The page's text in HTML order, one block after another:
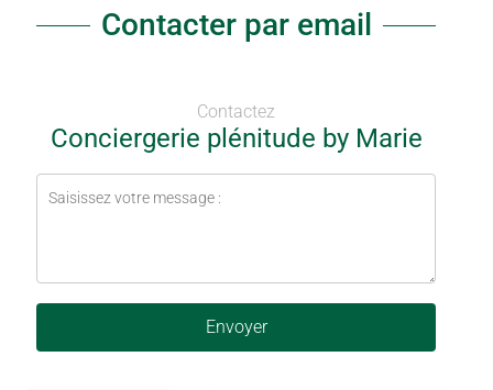
Contacter par email
Contactez
Conciergerie plénitude by Marie
Envoyer